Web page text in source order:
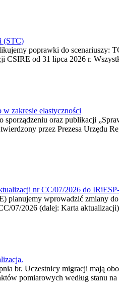
(STC)
poprawki do
CSIRE od 31 lipca 2026 r.
w zakresie elastyczności
oraz publikacji
przez Prezesa
nr CC/07/2026 do
planujemy wprowadzić zmiany
07/2026 (dalej: Karta
br. Uczestnicy migracji mają
pomiarowych według stanu